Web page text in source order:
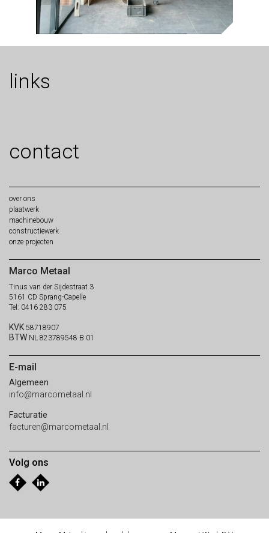
links
contact
over ons
plaatwerk
machinebouw
constructiewerk
onze projecten
Marco Metaal
Tinus van der Sijdestraat 3
5161 CD Sprang-Capelle
Tel: 0416 283 075
KVK 58718907
BTW NL 823789548 B 01
E-mail
Algemeen
info@marcometaal.nl
Facturatie
facturen@marcometaal.nl
Volg ons